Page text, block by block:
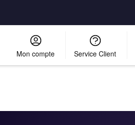
Mon compte Service Client